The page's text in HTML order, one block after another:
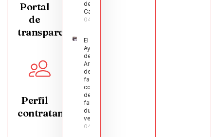
Portal
de
transparencia
Perfil
contratante
de
Calatrava
04/08/2026
El
Ayuntamiento
de
Argamasilla
de Calatrava
facilita la
conciliación
de 200
familias
durante el
verano
04/08/2026